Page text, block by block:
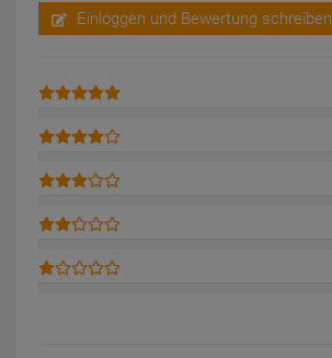
Einloggen und Bewertung schreiben